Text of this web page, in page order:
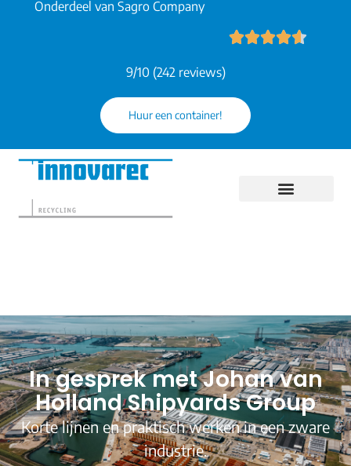
Onderdeel van Sagro Company
9/10 (242 reviews)
Huur een container!
In gesprek met Johan van
Holland Shipyards Group
Korte lijnen en praktisch werken in een zware
industrie.